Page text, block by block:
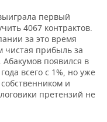
первый
4067 контрактов.
за это время
чистая прибыль за
появился в
всего с 1%, но уже
и
претензий не